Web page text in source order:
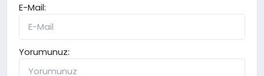
E-Mail:
Yorumunuz: